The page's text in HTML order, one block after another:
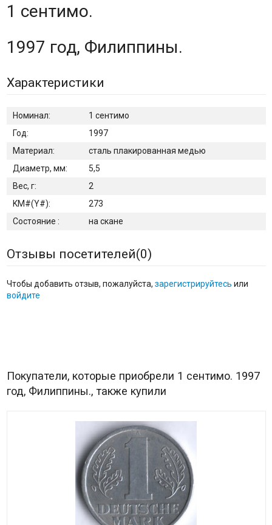
1 сентимо.
1997 год, Филиппины.
Характеристики
Номинал:
1 сентимо
Год:
1997
Материал:
сталь плакированная медью
Диаметр, мм:
5,5
Вес, г:
2
KM#(Y#):
273
Состояние :
на скане
Отзывы посетителей(0)
Чтобы добавить отзыв, пожалуйста, зарегистрируйтесь или
войдите
Покупатели, которые приобрели 1 сентимо. 1997
год, Филиппины., также купили